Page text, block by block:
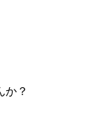
か？